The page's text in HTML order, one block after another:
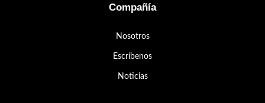
Compañía
Nosotros
Escríbenos
Noticias